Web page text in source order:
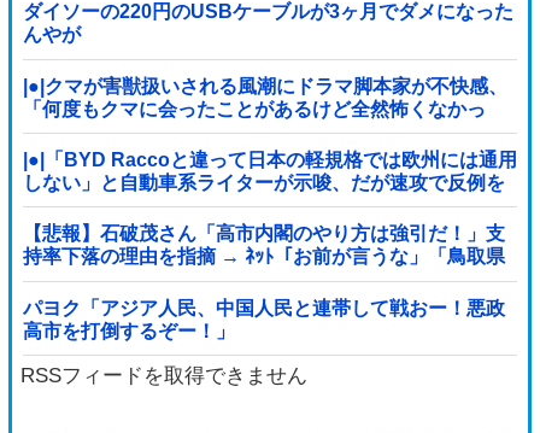
ダイソーの220円のUSBケーブルが3ヶ月でダメになった
んやが
|●|クマが害獣扱いされる風潮にドラマ脚本家が不快感、
「何度もクマに会ったことがあるけど全然怖くなかっ
た」と主張しており……
|●|「BYD Raccoと違って日本の軽規格では欧州には通用
しない」と自動車系ライターが示唆、だが速攻で反例を
提示されて即落ち二コマ状態に……
【悲報】石破茂さん「高市内閣のやり方は強引だ！」支
持率下落の理由を指摘 → ﾈｯﾄ「お前が言うな」「鳥取県
だけ減税無しで！」 ｗｗｗｗｗｗｗｗｗ...
パヨク「アジア人民、中国人民と連帯して戦おー！悪政
高市を打倒するぞー！」
RSSフィードを取得できません